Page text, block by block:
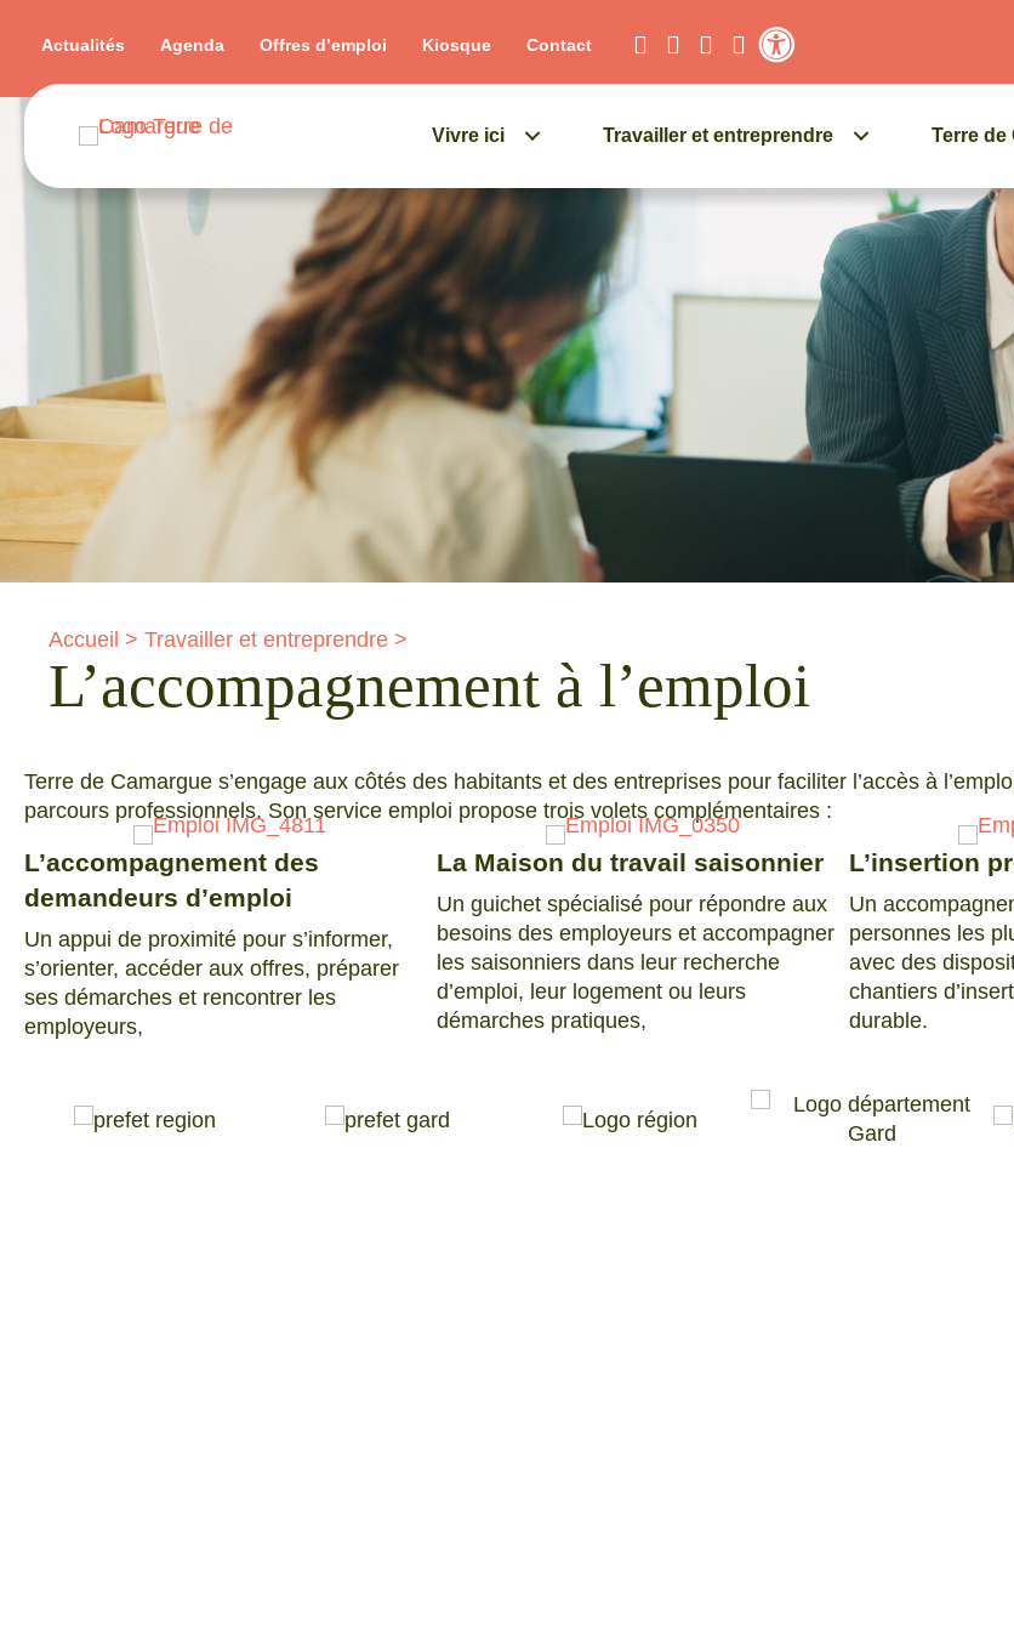
Actualités Agenda Offres d’emploi Kiosque
Contact
Vivre ici Travailler et entreprendre Terre de
Accueil > Travailler et entreprendre >
L’accompagnement à l’emploi
Terre de Camargue s’engage aux côtés des habitants et des entreprises pour faciliter l’accès à
parcours professionnels. Son service emploi propose trois volets complémentaires :
L’accompagnement des
demandeurs d’emploi
Un appui de proximité pour s’informer,
s’orienter, accéder aux offres, préparer
ses démarches et rencontrer les
employeurs,
La Maison du travail saisonnier
Un guichet spécialisé pour répondre aux
besoins des employeurs et accompagner
les saisonniers dans leur recherche
d’emploi, leur logement ou leurs
démarches pratiques,
L’insertion
Un
personnes les
avec des
chantiers
durable.